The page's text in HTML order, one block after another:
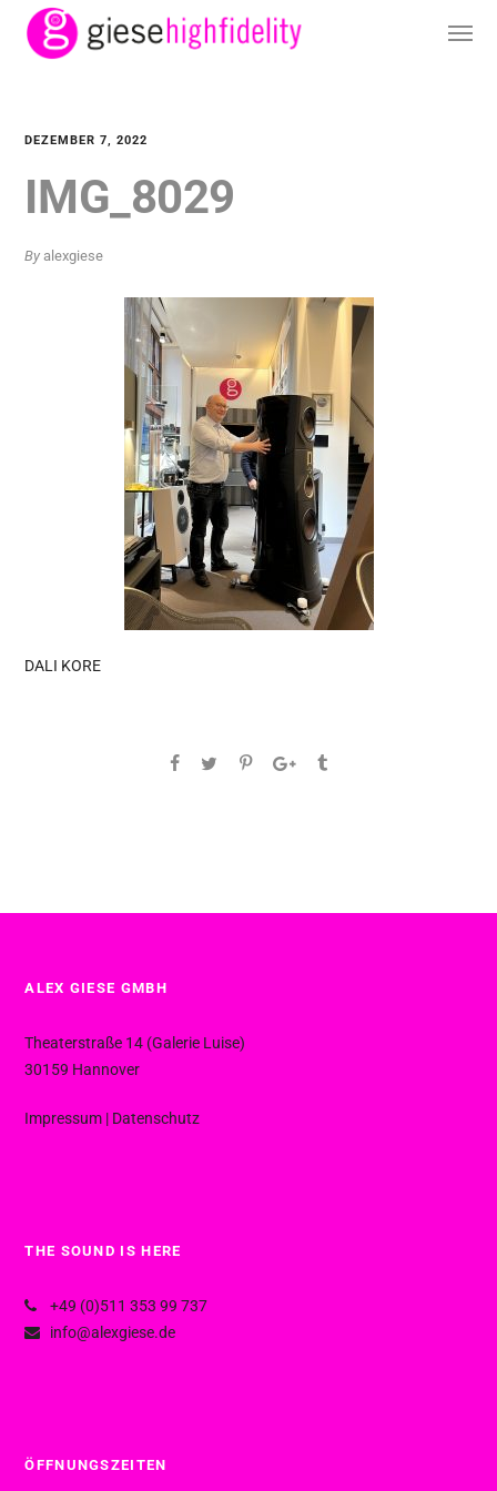
DEZEMBER 7, 2022
IMG_8029
Byalexgiese
DALI KORE
ALEX GIESE GMBH
Theaterstraße 14 (Galerie Luise)
30159 Hannover
Impressum | Datenschutz
THE SOUND IS HERE
+49 (0)511 353 99 737
info@alexgiese.de
ÖFFNUNGSZEITEN